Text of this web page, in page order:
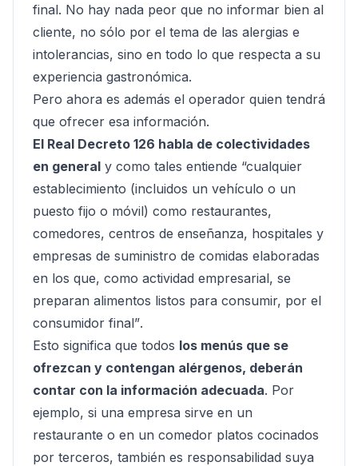
final. No hay nada peor que no informar bien al
cliente, no sólo por el tema de las alergias e
intolerancias, sino en todo lo que respecta a su
experiencia gastronómica.
Pero ahora es además el operador quien tendrá
que ofrecer esa información.
El Real Decreto 126 habla de colectividades
en general y como tales entiende “cualquier
establecimiento (incluidos un vehículo o un
puesto fijo o móvil) como restaurantes,
comedores, centros de enseñanza, hospitales y
empresas de suministro de comidas elaboradas
en los que, como actividad empresarial, se
preparan alimentos listos para consumir, por el
consumidor final”.
Esto significa que todos los menús que se
ofrezcan y contengan alérgenos, deberán
contar con la información adecuada. Por
ejemplo, si una empresa sirve en un
restaurante o en un comedor platos cocinados
por terceros, también es responsabilidad suya